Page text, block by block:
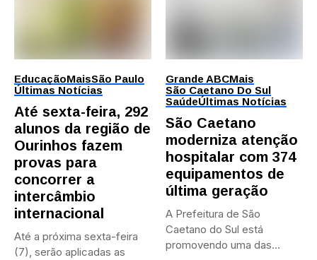
EducaçãoMaisSão Paulo
Últimas Notícias
Até sexta-feira, 292
alunos da região de
Ourinhos fazem
provas para
concorrer a
intercâmbio
internacional
Até a próxima sexta-feira
(7), serão aplicadas as
Grande ABCMais
São Caetano Do Sul
SaúdeÚltimas Notícias
São Caetano
moderniza atenção
hospitalar com 374
equipamentos de
última geração
A Prefeitura de São
Caetano do Sul está
promovendo uma das